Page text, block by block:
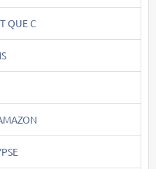
QUE C